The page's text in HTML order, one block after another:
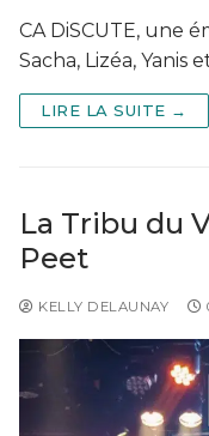
CA DiSCUTE, une
Sacha, Lizéa, Yanis
LIRE LA SUITE →
La Tribu du
Peet
KELLY DELAUNAY